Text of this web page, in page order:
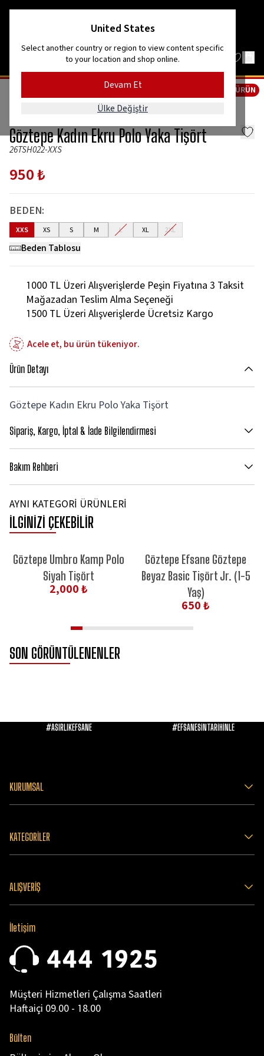
United States
Select another country or region to view content specific
to your location and shop online.
Devam Et
Ülke Değiştir
YENİ ÜRÜN
GİYİM ÜST GİYİM
Göztepe Kadın Ekru Polo Yaka Tişört
26TSH022-XXS
950 ₺
BEDEN:
XXS XS S M L XL 2XL
Beden Tablosu
1000 TL Üzeri Alışverişlerde Peşin Fiyatına 3 Taksit
Mağazadan Teslim Alma Seçeneği
1500 TL Üzeri Alışverişlerde Ücretsiz Kargo
Acele et, bu ürün tükeniyor.
Ürün Detayı
Göztepe Kadın Ekru Polo Yaka Tişört
Sipariş, Kargo, İptal & İade Bilgilendirmesi
Bakım Rehberi
AYNI KATEGORİ ÜRÜNLERİ
İLGİNİZİ ÇEKEBİLİR
Göztepe Umbro Kamp Polo
Siyah Tişört
2,000 ₺
YENİ ÜRÜN
Göztepe Efsane Göztepe
Beyaz Basic Tişört Jr. (1-5
Yaş)
650 ₺
SON GÖRÜNTÜLENENLER
#ASIRLIKEFSANE #EFSANESİNTARİHİNLE
KURUMSAL
KATEGORİLER
ALIŞVERİŞ
İletişim
Müşteri Hizmetleri Çalışma Saatleri
Haftaiçi 09.00 - 18.00
Bülten